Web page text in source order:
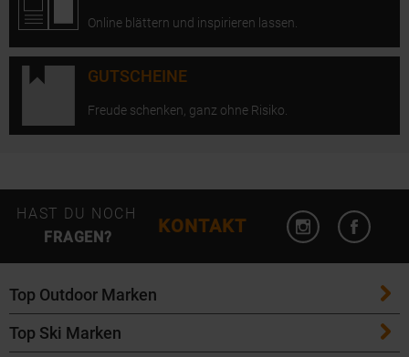
Online blättern und inspirieren lassen.
GUTSCHEINE
Freude schenken, ganz ohne Risiko.
HAST DU NOCH
FRAGEN?
KONTAKT
Instagram
Top Outdoor Marken
Patagonia
Top Ski Marken